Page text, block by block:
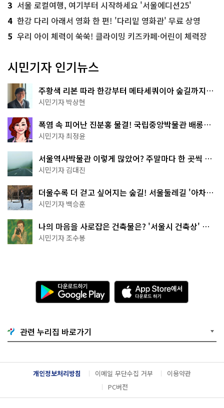
3 서울 로컬여행, 여기부터 시작하세요 '서울에디션25'
4 한강 다리 아래서 영화 한 편! '다리밑 영화관' 무료 상영
5 우리 아이 체력이 쑥쑥! 클라이밍 키즈카페·어린이 체력장
시민기자 인기뉴스
주황색 리본 따라 한강부터 메타세쿼이아 숲길까지…
서울둘레길 15코스
시민기자 박상현
폭염 속 피어난 진분홍 물결! 국립중앙박물관 배롱나
무 명소
시민기자 최정윤
서울역사박물관 이렇게 많았어? 주말마다 한 곳씩 떠
나는 역사 산책
시민기자 김대진
더울수록 더 걷고 싶어지는 숲길! 서울둘레길 '아차산
코스'
시민기자 백승훈
나의 마음을 사로잡은 건축물은? '서울시 건축상' 수
상작 공개!
시민기자 조수봉
다
운
로
기
G
o
g
l
e
A
p
p
e
서
다
운
관련 누리집 바로가기
개인정보처리방침 이메일 무단수집 거부
이용약관
PC버전